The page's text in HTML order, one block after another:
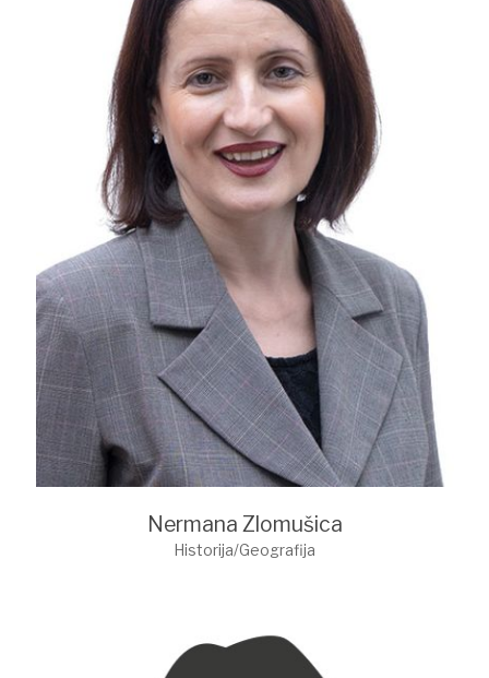
Nermana Zlomušica
Historija/Geografija